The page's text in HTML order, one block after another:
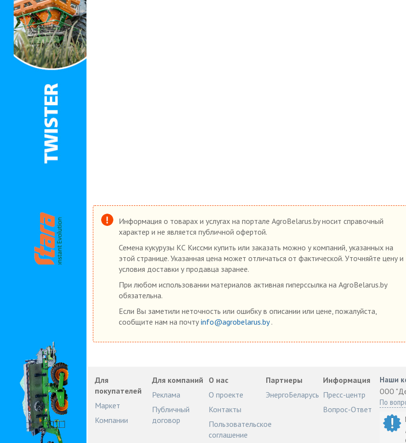
Информация о товарах и услугах на портале AgroBelarus.by носит справочный
характер и не является публичной офертой.
Семена кукурузы КС Киссми купить или заказать можно у компаний, указанных на
этой странице. Указанная цена может отличаться от фактической. Уточняйте цену и
условия доставки у продавца заранее.
При любом использовании материалов активная гиперссылка на AgroBelarus.by
обязательна.
Если Вы заметили неточность или ошибку в описании или цене, пожалуйста,
сообщите нам на почту info@agrobelarus.by.
Для
покупателей
Маркет
Компании
Для компаний
Реклама
Публичный
договор
О нас
О проекте
Контакты
Пользовательское
соглашение
Партнеры
ЭнергоБеларусь
Информация
Пресс-центр
Вопрос-Ответ
Наши
ООО
По